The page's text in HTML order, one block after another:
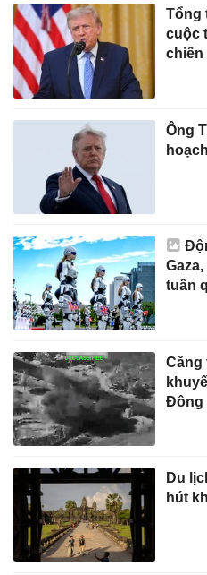
Tổng
cuộc
chiến II
Ông
tuần
Căng
Đông
Du
hút